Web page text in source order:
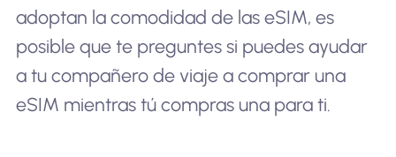
adoptan la comodidad de las eSIM, es
posible que te preguntes si puedes ayudar
a tu compañero de viaje a comprar una
eSIM mientras tú compras una para ti.